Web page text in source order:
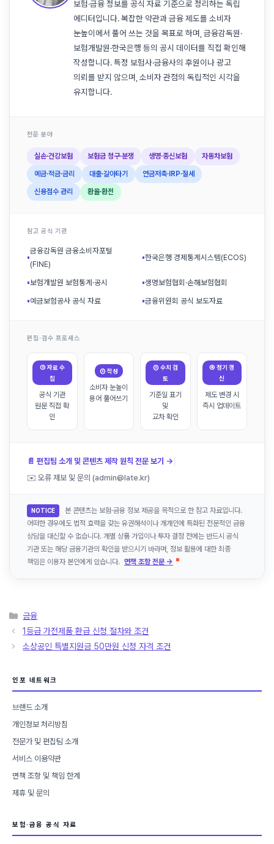
보험·금융 정보를 공식 자료 기준으로 정리하는 독립
에디터입니다. 복잡한 약관과 금융 제도를 소비자
눈높이에서 풀어 쓰는 것을 목표로 하며, 금융감독원·
보험개발원·한국은행 등의 공시 데이터를 직접 확인해
작성합니다. 특정 보험사·금융사의 후원이나 광고
의뢰를 받지 않으며, 소비자 관점의 독립적인 시각을
유지합니다.
전문 분야
실손·건강보험 보험금 청구·분쟁 생명·종신보험 자동차보험
예금·적금·금리 대출·갈아타기 연금저축·IRP·절세
신용점수 관리 환율·환전
참고 공식 기관
▪
금융감독원 금융소비자포털
(FINE)
▪한국은행 경제통계시스템(ECOS)
▪보험개발원 보험통계·공시 ▪생명보험협회·손해보험협회
▪예금보험공사 공식 자료 ▪금융위원회 공식 보도자료
편집·검수 프로세스
① 자료 수
집
공식 기관
원문 직접 확
인
② 작성
소비자 눈높이
용어 풀어쓰기
③ 수치 검
토
기준일 표기
및
교차 확인
④ 정기 갱
신
제도 변경 시
즉시 업데이트
📄 편집팀 소개 및 콘텐츠 제작 원칙 전문 보기 → |
✉️ 오류 제보 및 문의 (admin@late.kr)
NOTICE
본 콘텐츠는 보험·금융 정보 제공을 목적으로 한 참고 자료입니다.
어떠한 경우에도 법적 효력을 갖는 유권해석이나 개개인에 특화된 전문적인 금융
상담을 대신할 수 없습니다. 개별 상품 가입이나 투자 결정 전에는 반드시 공식
기관 또는 해당 금융기관의 확인을 받으시기 바라며, 정보 활용에 대한 최종
책임은 이용자 본인에게 있습니다. 면책 조항 전문 →
카
테
리
금융
1등급 가전제품 환급 신청 절차와 조건
소상공인 특별지원금 50만원 신청 자격 조건
인포 네트워크
브랜드 소개
개인정보 처리방침
전문가 및 편집팀 소개
서비스 이용약관
면책 조항 및 책임 한계
제휴 및 문의
보험·금융 공식 자료